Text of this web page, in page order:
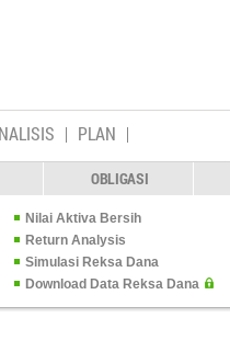
PLAN
OBLIGASI
Nilai Aktiva Bersih
Return Analysis
Simulasi Reksa Dana
Download Data Reksa Dana